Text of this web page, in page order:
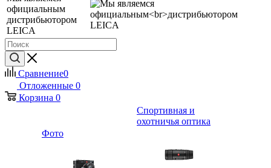
официальным
дистрибьютором
LEICA
Сравнение0
Отложенные 0
Корзина 0
Фото
Спортивная и
охотничья оптика